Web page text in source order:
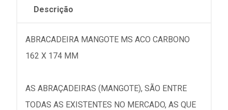
Descrição
ABRACADEIRA MANGOTE MS ACO CARBONO
162 X 174 MM
AS ABRAÇADEIRAS (MANGOTE), SÃO ENTRE
TODAS AS EXISTENTES NO MERCADO, AS QUE